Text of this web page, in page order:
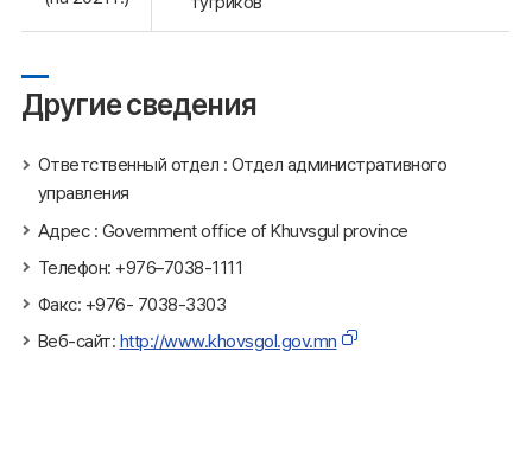
Другие сведения
Ответственный отдел : Отдел административного
управления
Адрес : Government office of Khuvsgul province
Телефон: +976–7038-1111
Факс: +976- 7038-3303
Веб-сайт: http://www.khovsgol.gov.mn